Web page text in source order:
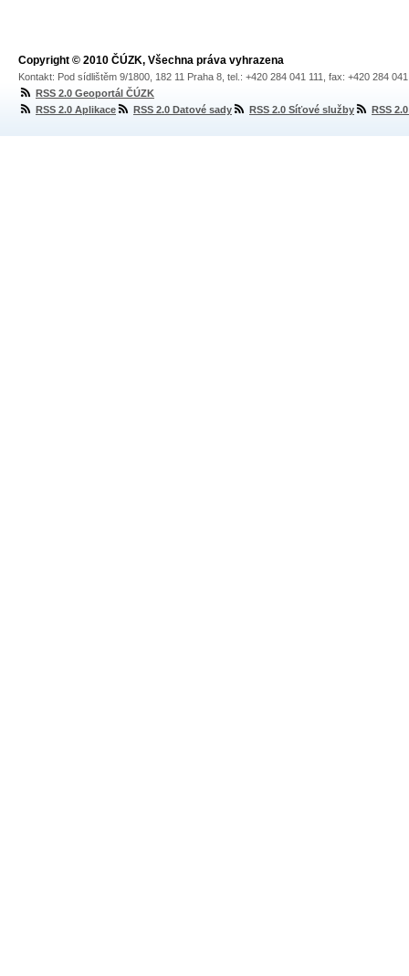
Copyright © 2010 ČÚZK, Všechna práva vyhrazena
Kontakt: Pod sídlištěm 9/1800, 182 11 Praha 8, tel.: +420 284 041 111, fax: +420 284
RSS 2.0 Geoportál ČÚZK
RSS 2.0 Aplikace
RSS 2.0 Datové sady RSS 2.0 Síťové služby RSS